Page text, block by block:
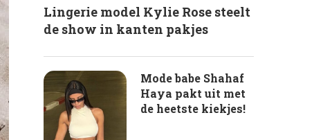
Lingerie model Kylie Rose steelt
de show in kanten pakjes
Mode babe Shahaf
Haya pakt uit met
de heetste kiekjes!